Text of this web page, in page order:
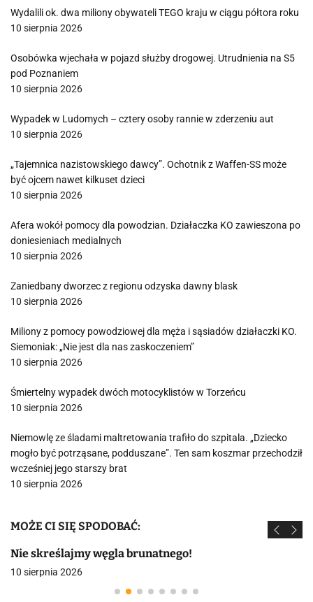
Wydalili ok. dwa miliony obywateli TEGO kraju w ciągu półtora roku
10 sierpnia 2026
Osobówka wjechała w pojazd służby drogowej. Utrudnienia na S5
pod Poznaniem
10 sierpnia 2026
Wypadek w Ludomych – cztery osoby rannie w zderzeniu aut
10 sierpnia 2026
„Tajemnica nazistowskiego dawcy”. Ochotnik z Waffen-SS może
być ojcem nawet kilkuset dzieci
10 sierpnia 2026
Afera wokół pomocy dla powodzian. Działaczka KO zawieszona po
doniesieniach medialnych
10 sierpnia 2026
Zaniedbany dworzec z regionu odzyska dawny blask
10 sierpnia 2026
Miliony z pomocy powodziowej dla męża i sąsiadów działaczki KO.
Siemoniak: „Nie jest dla nas zaskoczeniem”
10 sierpnia 2026
Śmiertelny wypadek dwóch motocyklistów w Torzeńcu
10 sierpnia 2026
Niemowlę ze śladami maltretowania trafiło do szpitala. „Dziecko
mogło być potrząsane, podduszane”. Ten sam koszmar przechodził
wcześniej jego starszy brat
10 sierpnia 2026
MOŻE CI SIĘ SPODOBAĆ:
Nie skreślajmy węgla brunatnego!
10 sierpnia 2026